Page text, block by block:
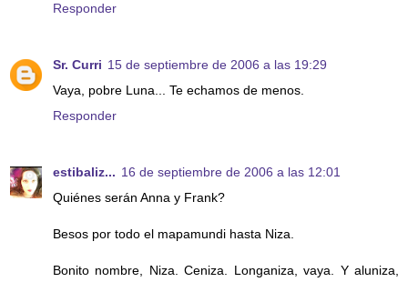
Responder
Sr. Curri 15 de septiembre de 2006 a las 19:29
Vaya, pobre Luna... Te echamos de menos.
Responder
estibaliz... 16 de septiembre de 2006 a las 12:01
Quiénes serán Anna y Frank?
Besos por todo el mapamundi hasta Niza.
Bonito nombre, Niza. Ceniza. Longaniza, vaya. Y aluniza,